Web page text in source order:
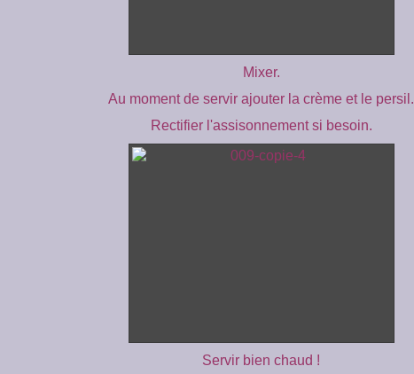
Mixer.
Au moment de servir ajouter la crème et le persil.
Rectifier l'assisonnement si besoin.
Servir bien chaud !